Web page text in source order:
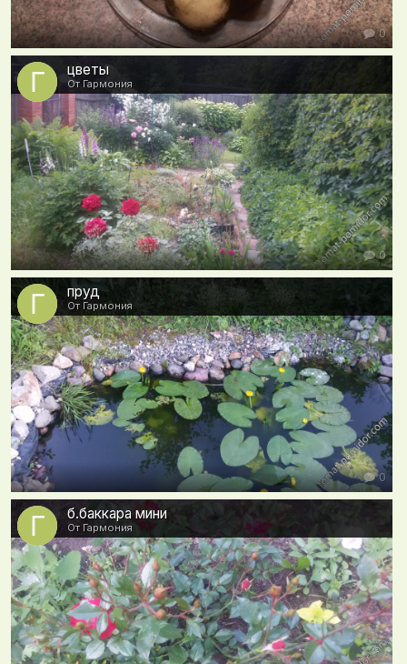
0
цветы
От Гармония
0
пруд
От Гармония
0
б.баккара мини
От Гармония